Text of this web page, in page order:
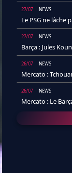
27/07 NEWS
Le PSG ne lâche
27/07 NEWS
Barça : Jules
26/07 NEWS
Mercato :
26/07 NEWS
Mercato : Le